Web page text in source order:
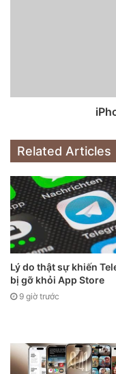
iPhone 12 bản tiêu
mẫu cao cấp nhất –
được áp dụng cho
sẽ làm mới thiết kế
sang khung vuông
đầu, tương tự iPad Pro
Related Articles
Lý do thật sự khiến
bị gỡ khỏi App Store
9 giờ trước